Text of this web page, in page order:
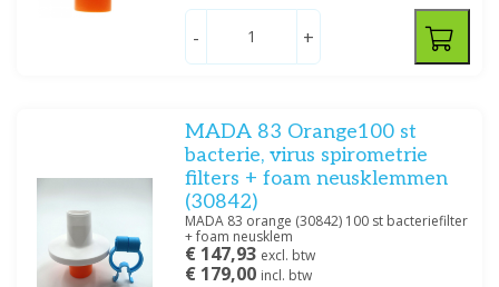
- +
MADA 83 Orange100 st
bacterie, virus spirometrie
filters + foam neusklemmen
(30842)
MADA 83 orange (30842) 100 st bacteriefilter
+ foam neusklem
€ 147,93 excl. btw
€ 179,00 incl. btw